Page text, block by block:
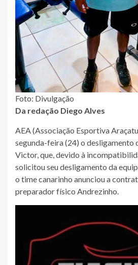
Foto: Divulgação
Da redação Diego Alves
AEA (Associação Esportiva
segunda-feira (24) o desligamento
Victor, que, devido à
solicitou seu desligamento da
o time canarinho anunciou a
preparador físico Andrezinho.